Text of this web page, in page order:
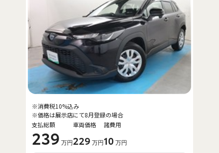
支払総額
239 万円
車両価格
229 万円
諸費用
10 万円
※消費税10%込み
※価格は展示店にて8月登録の場合